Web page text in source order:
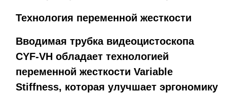
Технология переменной жесткости
Вводимая трубка видеоцистоскопа
CYF-VH обладает технологией
переменной жесткости Variable
Stiffness, которая улучшает эргономику